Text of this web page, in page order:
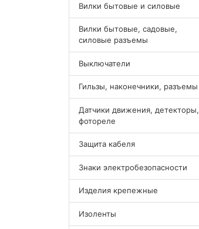
Вилки бытовые и силовые
Вилки бытовые, садовые,
силовые разъемы
Выключатели
Гильзы, наконечники, разъемы
Датчики движения, детекторы,
фотореле
Защита кабеля
Знаки электробезопасности
Изделия крепежные
Изоленты